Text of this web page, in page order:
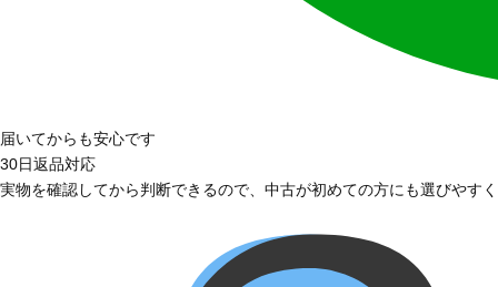
届いてからも安心です
30日返品対応
実物を確認してから判断できるので、中古が初めての方にも選びやす